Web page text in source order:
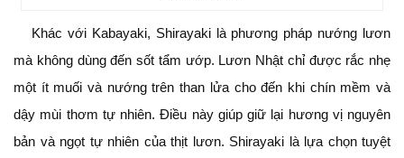
Khác với Kabayaki, Shirayaki là phương pháp nướng lươn
mà không dùng đến sốt tẩm ướp. Lươn Nhật chỉ được rắc nhẹ
một ít muối và nướng trên than lửa cho đến khi chín mềm và
dậy mùi thơm tự nhiên. Điều này giúp giữ lại hương vị nguyên
bản và ngọt tự nhiên của thịt lươn. Shirayaki là lựa chọn tuyệt